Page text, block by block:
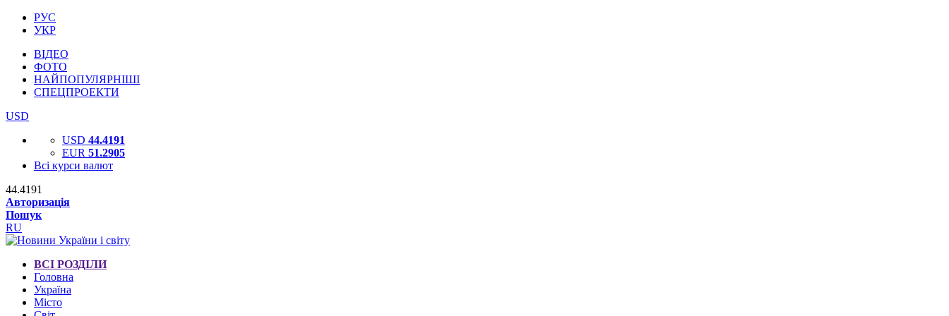
РУС
УКР
ВІДЕО
ФОТО
НАЙПОПУЛЯРНІШІ
СПЕЦПРОЕКТИ
USD
USD 44.4191
EUR 51.2905
Всі курси валют
44.4191
Авторизація
Пошук
RU
ВСІ РОЗДІЛИ
Головна
Україна
Місто